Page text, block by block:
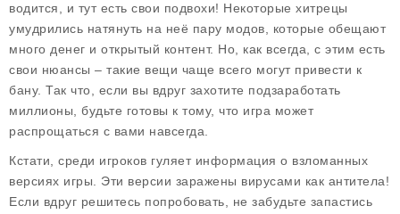
водится, и тут есть свои подвохи! Некоторые хитрецы
умудрились натянуть на неё пару модов, которые обещают
много денег и открытый контент. Но, как всегда, с этим есть
свои нюансы – такие вещи чаще всего могут привести к
бану. Так что, если вы вдруг захотите подзаработать
миллионы, будьте готовы к тому, что игра может
распрощаться с вами навсегда.
Кстати, среди игроков гуляет информация о взломанных
версиях игры. Эти версии заражены вирусами как антитела!
Если вдруг решитесь попробовать, не забудьте запастись